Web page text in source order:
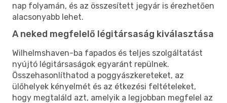
nap folyamán, és az összesített jegyár is érezhetően
alacsonyabb lehet.
A neked megfelelő légitársaság kiválasztása
Wilhelmshaven-ba fapados és teljes szolgáltatást
nyújtó légitársaságok egyaránt repülnek.
Összehasonlíthatod a poggyászkereteket, az
ülőhelyek kényelmét és az étkezési feltételeket,
hogy megtaláld azt, amelyik a legjobban megfelel az